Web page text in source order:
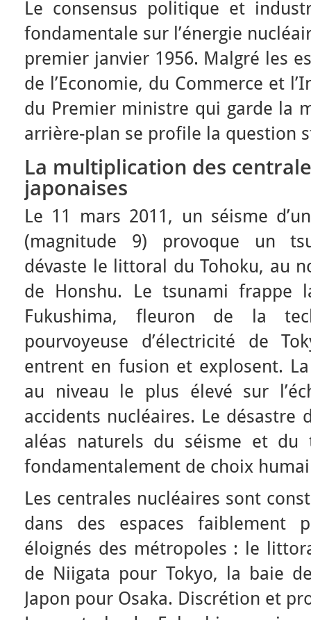
Le consensus politique et
fondamentale sur l’énergie
premier janvier 1956. Malgré les
de l’Economie, du Commerce et
du Premier ministre qui garde la
arrière-plan se profile la question
La multiplication des
japonaises
Le 11 mars 2011, un séisme
(magnitude 9) provoque un
dévaste le littoral du Tohoku, au
de Honshu. Le tsunami frappe
Fukushima, fleuron de la
pourvoyeuse d’électricité de
entrent en fusion et explosent.
au niveau le plus élevé sur
accidents nucléaires. Le désastre
aléas naturels du séisme et du
fondamentalement de choix
Les centrales nucléaires sont
dans des espaces faiblement
éloignés des métropoles : le
de Niigata pour Tokyo, la baie
Japon pour Osaka. Discrétion et